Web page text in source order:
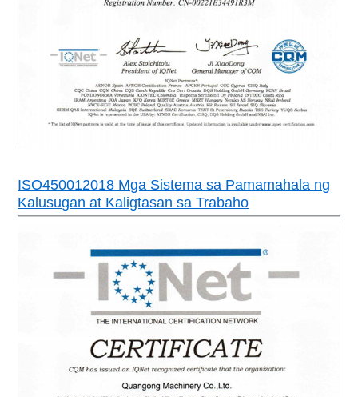
ISO450012018 Mga Sistema sa Pamamahala ng
Kalusugan at Kaligtasan sa Trabaho